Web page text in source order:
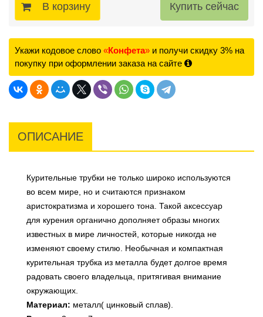
В корзину
Укажи кодовое слово «Конфета» и получи скидку 3% на
покупку при оформлении заказа на сайте
ОПИСАНИЕ
Курительные трубки не только широко используются
во всем мире, но и считаются признаком
аристократизма и хорошего тона. Такой аксессуар
для курения органично дополняет образы многих
известных в мире личностей, которые никогда не
изменяют своему стилю. Необычная и компактная
курительная трубка из металла будет долгое время
радовать своего владельца, притягивая внимание
окружающих.
Материал: металл( цинковый сплав).